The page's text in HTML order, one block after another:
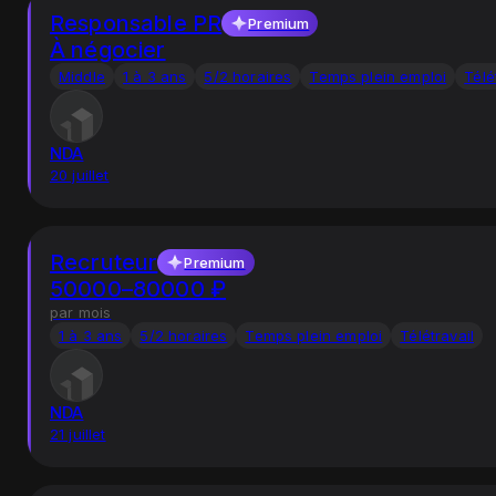
Responsable PR Premium
À négocier
Middle 1 à 3 ans 5/2 horaires Temps plein emploi
NDA
20 juillet
Recruteur Premium
50000–80000 ₽
par mois
1 à 3 ans
5/2 horaires Temps plein emploi Télétravail
NDA
21 juillet